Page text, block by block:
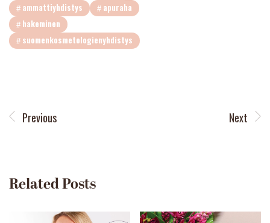
ammattiyhdistys
apuraha
hakeminen
suomenkosmetologienyhdistys
Previous Next
Related Posts